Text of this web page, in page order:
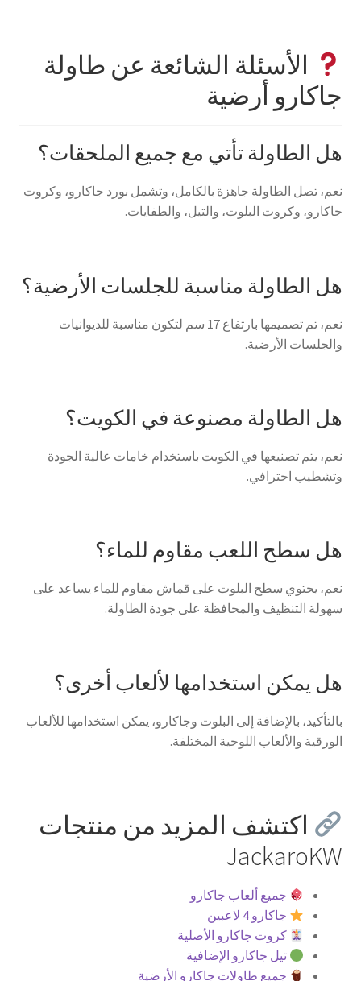
الأسئلة الشائعة عن طاولة
جاكارو أرضية
هل الطاولة تأتي مع جميع الملحقات؟
نعم، تصل الطاولة جاهزة بالكامل، وتشمل بورد جاكارو، وكروت
جاكارو، وكروت البلوت، والتيل، والطفايات.
هل الطاولة مناسبة للجلسات الأرضية؟
نعم، تم تصميمها بارتفاع 17 سم لتكون مناسبة للديوانيات
والجلسات الأرضية.
هل الطاولة مصنوعة في الكويت؟
نعم، يتم تصنيعها في الكويت باستخدام خامات عالية الجودة
وتشطيب احترافي.
هل سطح اللعب مقاوم للماء؟
نعم، يحتوي سطح البلوت على قماش مقاوم للماء يساعد على
سهولة التنظيف والمحافظة على جودة الطاولة.
هل يمكن استخدامها لألعاب أخرى؟
بالتأكيد، بالإضافة إلى البلوت وجاكارو، يمكن استخدامها للألعاب
الورقية والألعاب اللوحية المختلفة.
اكتشف المزيد من منتجات
JackaroKW
جميع ألعاب جاكارو
جاكارو 4 لاعبين
كروت جاكارو الأصلية
تيل جاكارو الإضافية
جميع طاولات جاكارو الأرضية